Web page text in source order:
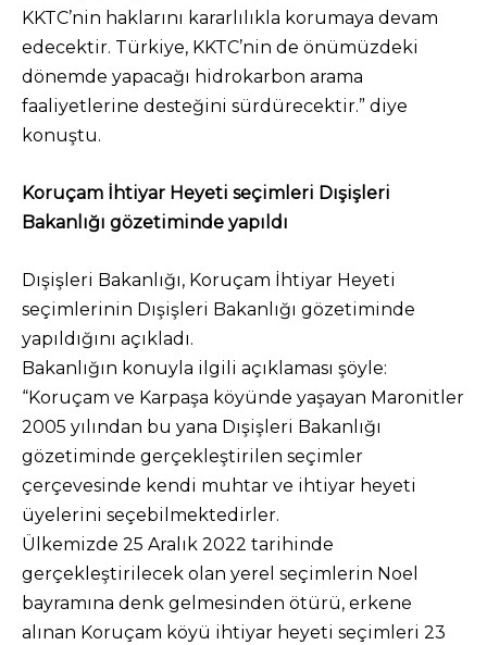
KKTC’nin haklarını kararlılıkla korumaya devam
edecektir. Türkiye, KKTC’nin de önümüzdeki
dönemde yapacağı hidrokarbon arama
faaliyetlerine desteğini sürdürecektir.” diye
konuştu.
Koruçam İhtiyar Heyeti seçimleri Dışişleri
Bakanlığı gözetiminde yapıldı
Dışişleri Bakanlığı, Koruçam İhtiyar Heyeti
seçimlerinin Dışişleri Bakanlığı gözetiminde
yapıldığını açıkladı.
Bakanlığın konuyla ilgili açıklaması şöyle:
“Koruçam ve Karpaşa köyünde yaşayan Maronitler
2005 yılından bu yana Dışişleri Bakanlığı
gözetiminde gerçekleştirilen seçimler
çerçevesinde kendi muhtar ve ihtiyar heyeti
üyelerini seçebilmektedirler.
Ülkemizde 25 Aralık 2022 tarihinde
gerçekleştirilecek olan yerel seçimlerin Noel
bayramına denk gelmesinden ötürü, erkene
alınan Koruçam köyü ihtiyar heyeti seçimleri 23